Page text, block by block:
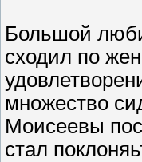
Большой
сходил по
множество
Моисеевы
стал